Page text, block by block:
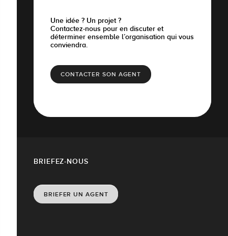
Une idée ? Un projet ?
Contactez-nous pour en discuter et
déterminer ensemble l’organisation qui vous
conviendra.
CONTACTER SON AGENT
BRIEFEZ-NOUS
BRIEFER UN AGENT